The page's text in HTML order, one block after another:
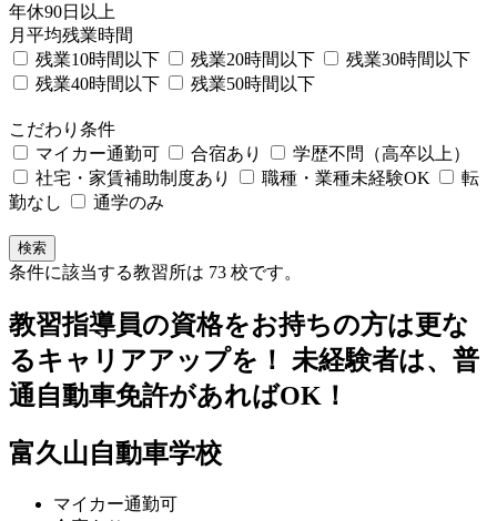
年休90日以上
月平均残業時間
残業10時間以下
残業20時間以下
残業30時間以下
残業40時間以下
残業50時間以下
こだわり条件
マイカー通勤可
合宿あり
学歴不問（高卒以上）
社宅・家賃補助制度あり
職種・業種未経験OK
転
勤なし
通学のみ
条件に該当する教習所は 73 校です。
教習指導員の資格をお持ちの方は更な
るキャリアアップを！ 未経験者は、普
通自動車免許があればOK！
富久山自動車学校
マイカー通勤可